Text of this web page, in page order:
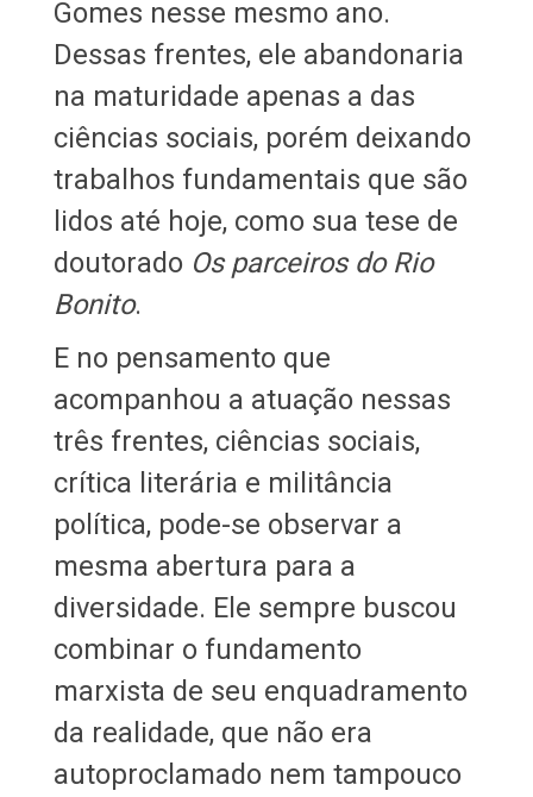
Gomes nesse mesmo ano.
Dessas frentes, ele abandonaria
na maturidade apenas a das
ciências sociais, porém deixando
trabalhos fundamentais que são
lidos até hoje, como sua tese de
doutorado Os parceiros do Rio
Bonito.
E no pensamento que
acompanhou a atuação nessas
três frentes, ciências sociais,
crítica literária e militância
política, pode-se observar a
mesma abertura para a
diversidade. Ele sempre buscou
combinar o fundamento
marxista de seu enquadramento
da realidade, que não era
autoproclamado nem tampouco